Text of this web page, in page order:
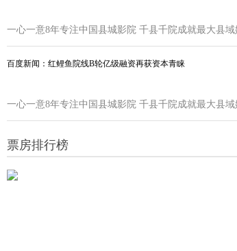
一心一意8年专注中国县城影院 千县千院成就最大县域
百度新闻：红鲤鱼院线B轮亿级融资再获资本青睐
一心一意8年专注中国县城影院 千县千院成就最大县域
票房排行榜